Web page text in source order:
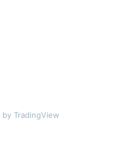
by TradingView